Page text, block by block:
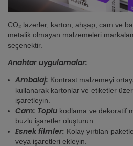
CO₂ lazerler, karton, ahşap, cam ve
metalik olmayan malzemeleri
seçenektir.
Anahtar uygulamalar:
Ambalaj: Kontrast malzemeyi
kullanarak kartonlar ve etiketler
işaretleyin.
Cam: Toplu kodlama ve dekoratif
buzlu işaretler oluşturun.
Esnek filmler: Kolay yırtılan
veya işaretleri ekleyin.